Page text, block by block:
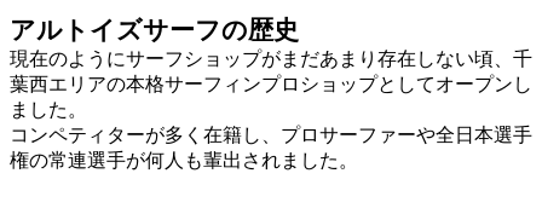
アルトイズサーフの歴史
現在のようにサーフショップがまだあまり存在しない頃、千
葉西エリアの本格サーフィンプロショップとしてオープンし
ました。
コンペティターが多く在籍し、プロサーファーや全日本選手
権の常連選手が何人も輩出されました。